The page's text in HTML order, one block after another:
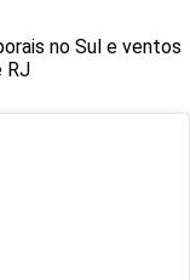
no Sul e ventos
RJ